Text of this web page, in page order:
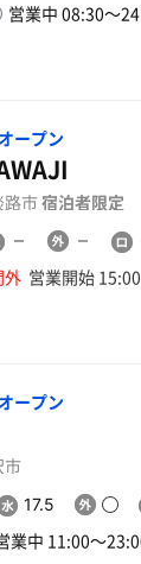
営業中 08:30〜
ープン
路市宿泊者限定
外 営業開始 15:00
ープン
市
17.5
業中 11:00〜